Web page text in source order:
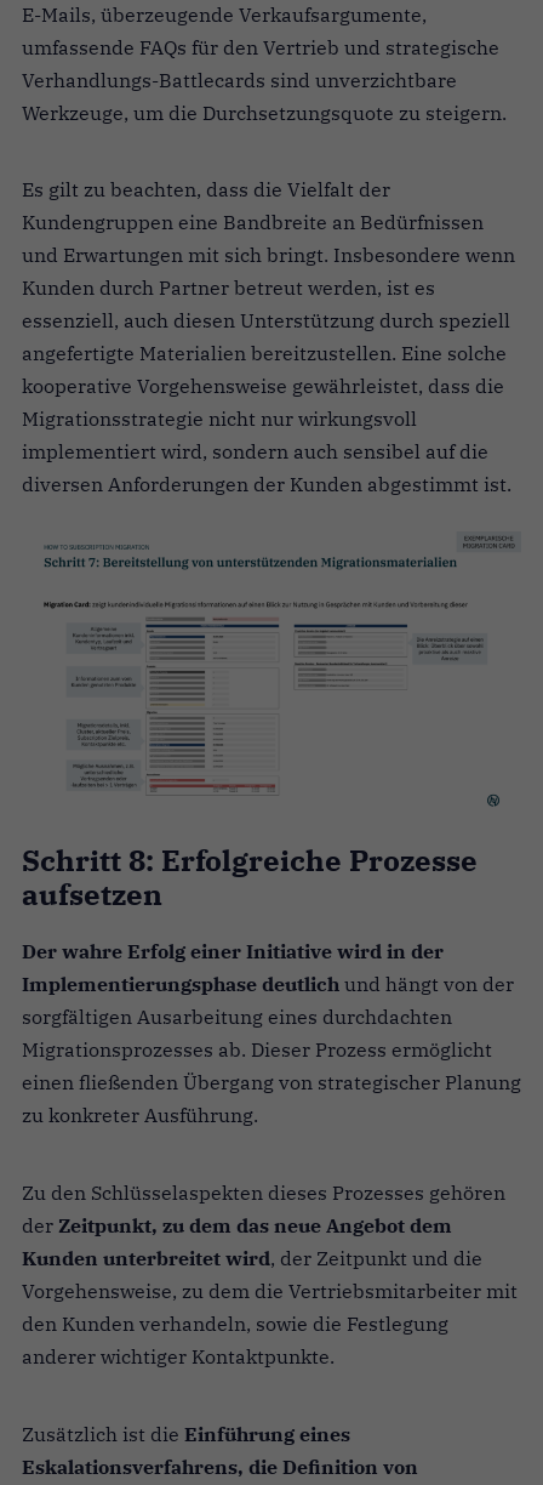
E-Mails, überzeugende Verkaufsargumente,
umfassende FAQs für den Vertrieb und strategische
Verhandlungs-Battlecards sind unverzichtbare
Werkzeuge, um die Durchsetzungsquote zu steigern.
Es gilt zu beachten, dass die Vielfalt der
Kundengruppen eine Bandbreite an Bedürfnissen
und Erwartungen mit sich bringt. Insbesondere wenn
Kunden durch Partner betreut werden, ist es
essenziell, auch diesen Unterstützung durch speziell
angefertigte Materialien bereitzustellen. Eine solche
kooperative Vorgehensweise gewährleistet, dass die
Migrationsstrategie nicht nur wirkungsvoll
implementiert wird, sondern auch sensibel auf die
diversen Anforderungen der Kunden abgestimmt ist.
Schritt 8: Erfolgreiche Prozesse
aufsetzen
Der wahre Erfolg einer Initiative wird in der
Implementierungsphase deutlich und hängt von der
sorgfältigen Ausarbeitung eines durchdachten
Migrationsprozesses ab. Dieser Prozess ermöglicht
einen fließenden Übergang von strategischer Planung
zu konkreter Ausführung.
Zu den Schlüsselaspekten dieses Prozesses gehören
der Zeitpunkt, zu dem das neue Angebot dem
Kunden unterbreitet wird, der Zeitpunkt und die
Vorgehensweise, zu dem die Vertriebsmitarbeiter mit
den Kunden verhandeln, sowie die Festlegung
anderer wichtiger Kontaktpunkte.
Zusätzlich ist die Einführung eines
Eskalationsverfahrens, die Definition von